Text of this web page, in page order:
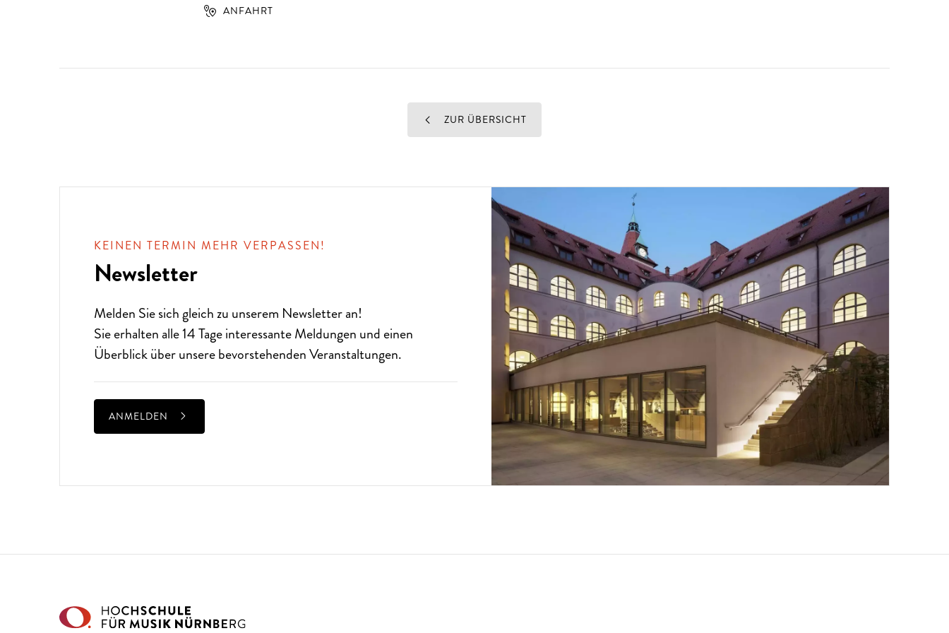
ANFAHRT
ZUR ÜBERSICHT
KEINEN TERMIN MEHR VERPASSEN!
Newsletter
Melden Sie sich gleich zu unserem Newsletteran!
Sie erhalten alle 14 Tage interessante Meldungen und einen
Überblick über unsere bevorstehenden Veranstaltungen.
ANMELDEN